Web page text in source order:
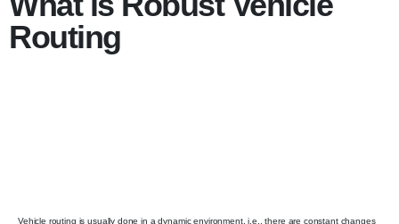
Routing
Vehicle routing is usually done in a dynamic environment, i.e., there are constant changes